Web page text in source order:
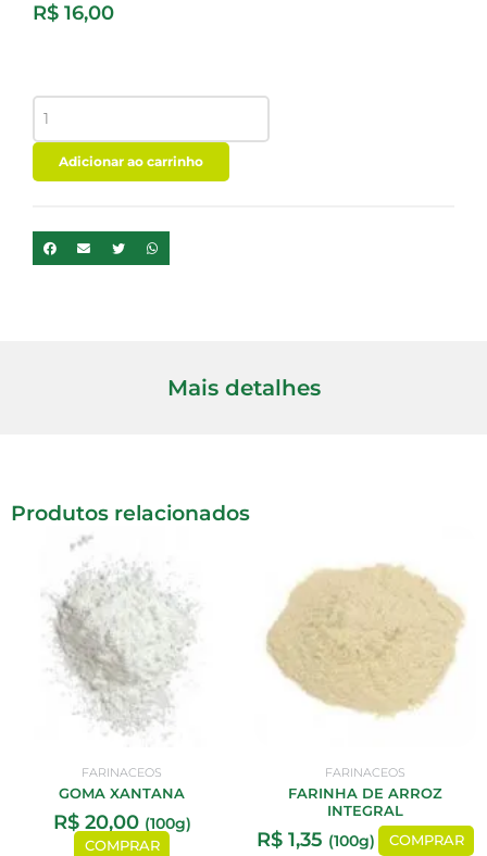
R$ 16,00
FLOCOS
INTEGRAL
GLUTEN
200G
quantidade
Adicionar ao carrinho
Mais detalhes
Produtos relacionados
FARINACEOS
GOMA XANTANA
R$20,00 (100g)
COMPRAR
FARINACEOS
FARINHA DE ARROZ
INTEGRAL
R$1,35 (100g) COMPRAR